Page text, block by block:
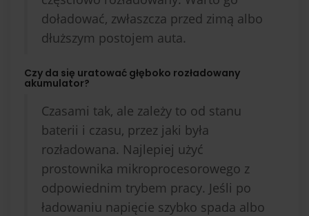
doładować, zwłaszcza przed zimą albo
dłuższym postojem auta.
Czy da się uratować głęboko rozładowany
akumulator?
Czasami tak, ale zależy to od stanu
baterii i czasu, przez jaki była
rozładowana. Najlepiej użyć
prostownika mikroprocesorowego z
odpowiednim trybem pracy. Jeśli po
ładowaniu napięcie szybko spada albo